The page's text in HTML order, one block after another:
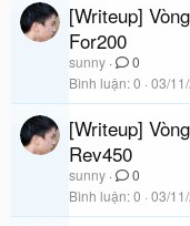
[Writeup]
For200
sunny
0
Bình luận 0 03/
[Writeup]
Rev450
sunny
0
Bình luận 0 03/